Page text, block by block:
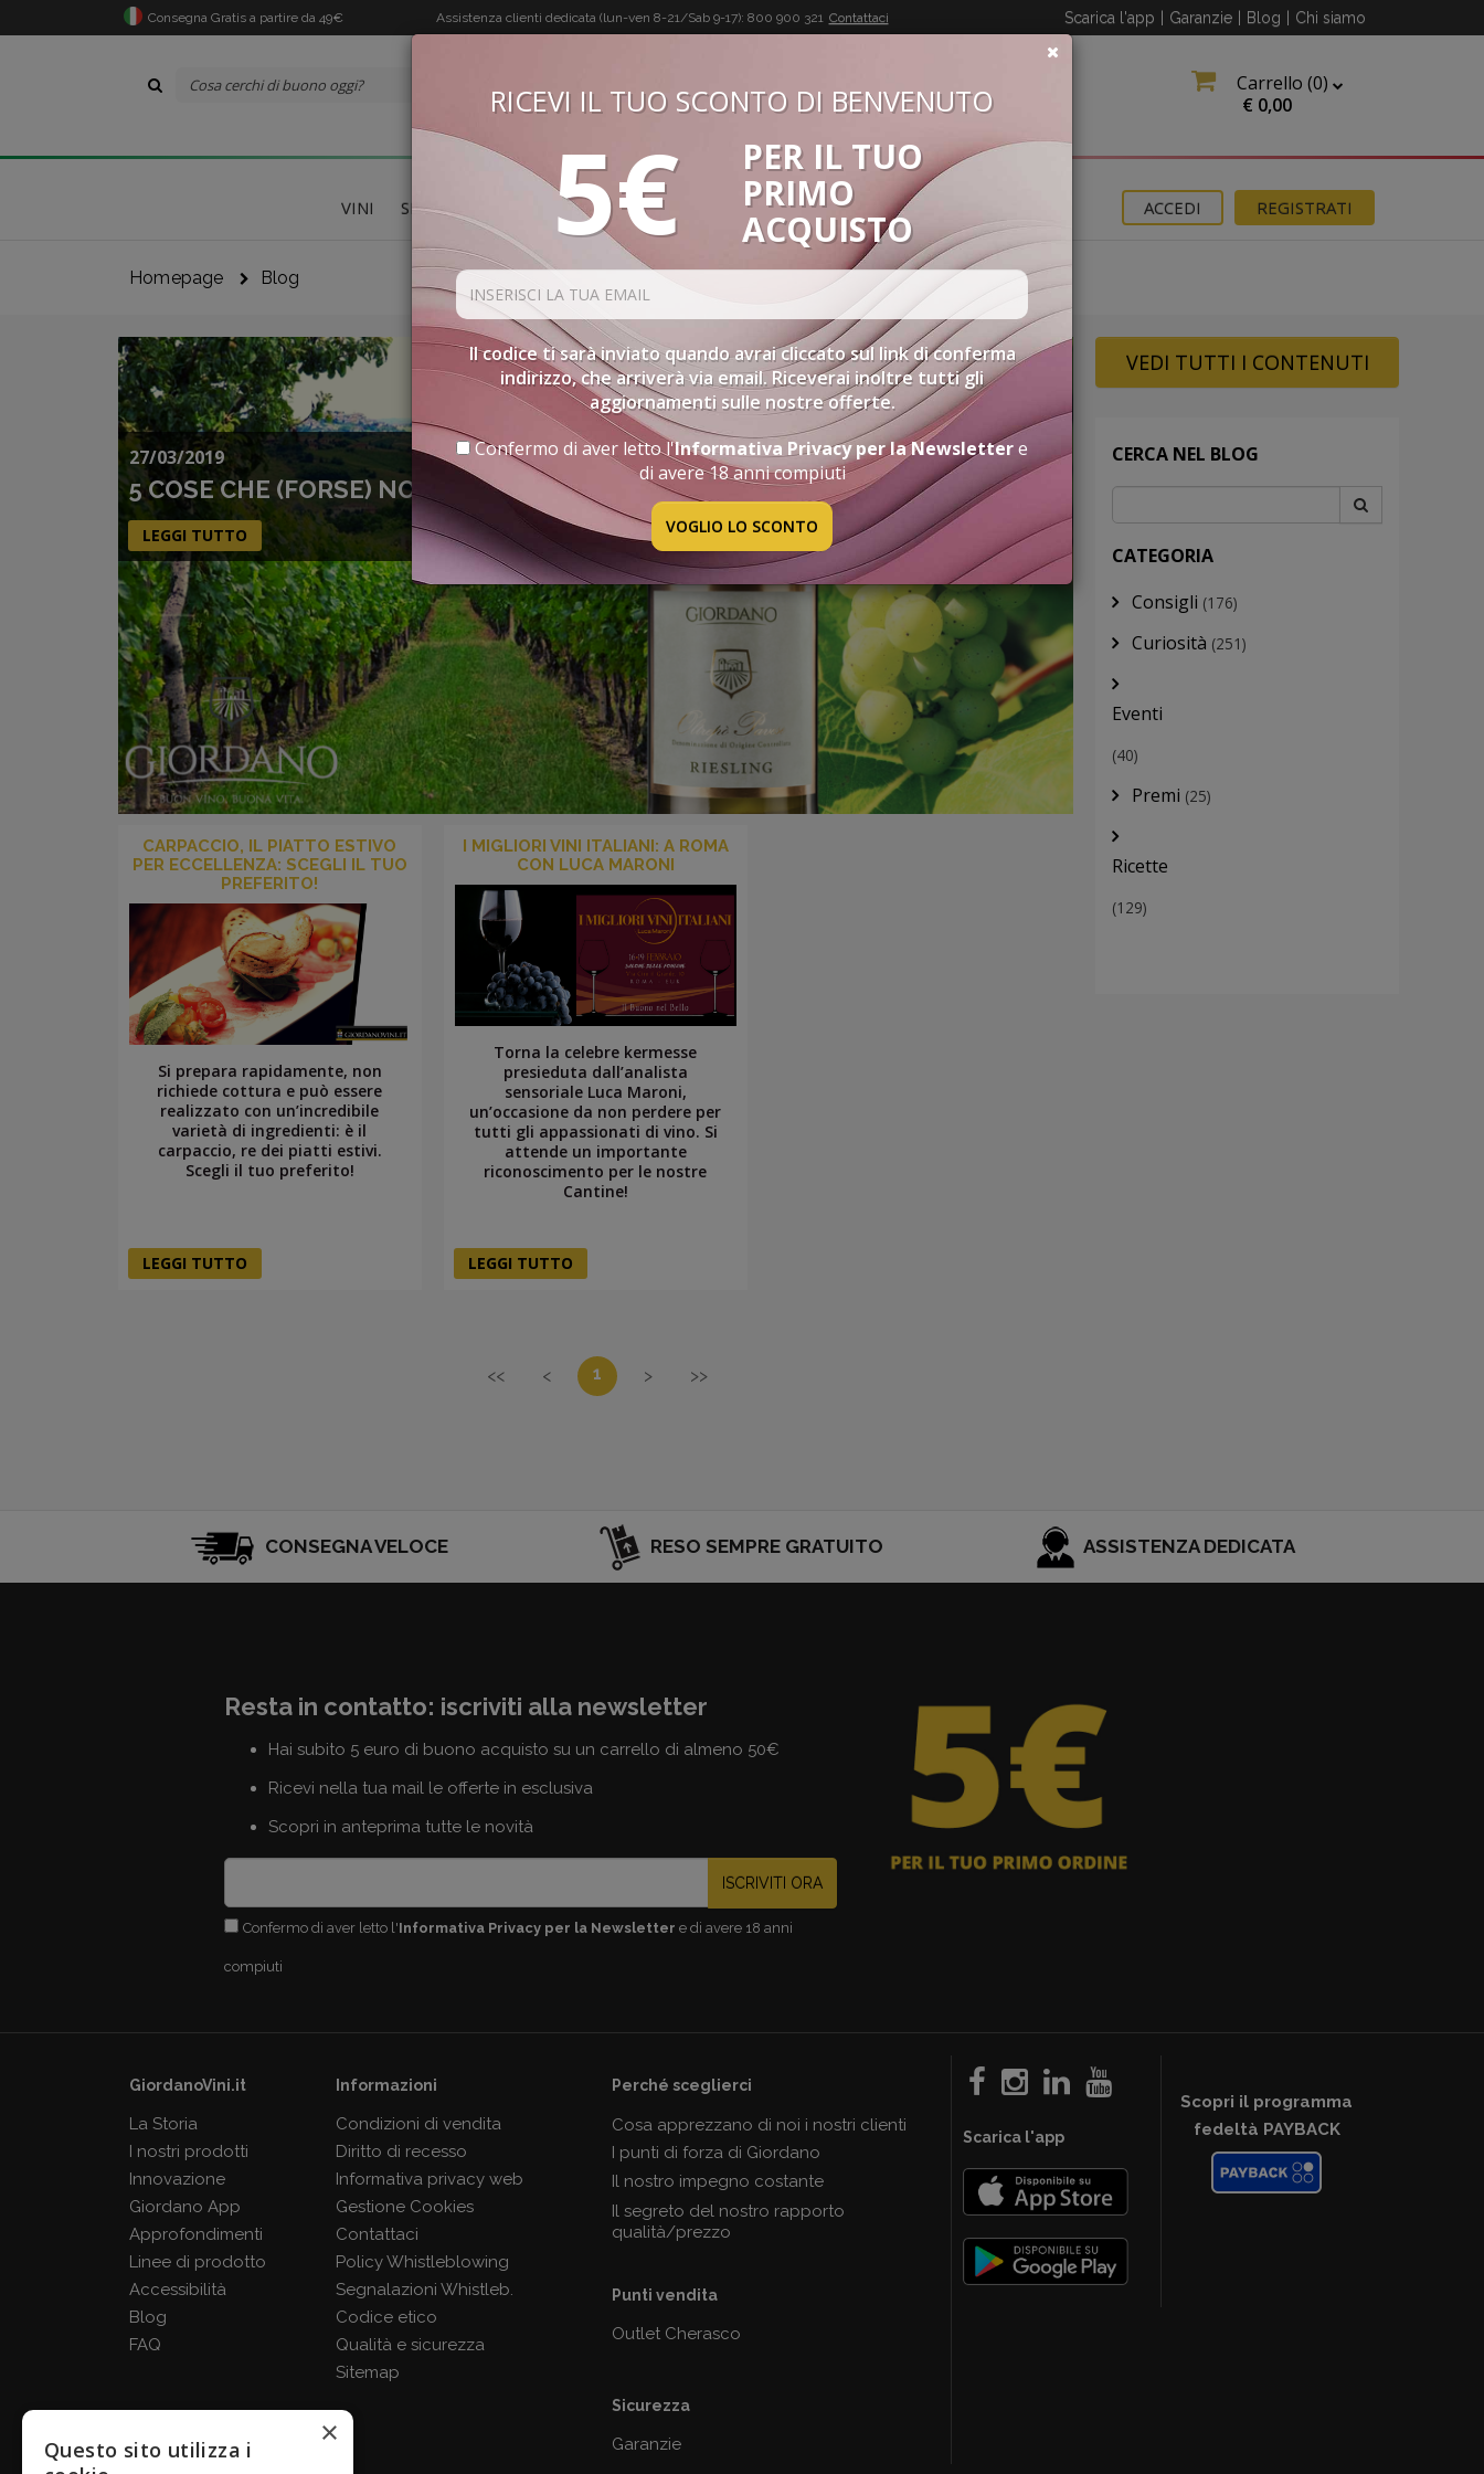
Consegna Gratis a partire da 49€ Assistenza clienti dedicata (lun-ven 8-21/Sab 9-17): 800 900 321 Contattaci Scarica l'app Garanzie Blog Chi siamo
Carrello (0)
€ 0,00
BUON VINO, BUONA VITA
VINI SPECIALITÀ CONFEZIONI SPIRITS ACCESSORI GIFT CARD REGISTRATI
ACCEDI
Homepage Blog
27/03/2019
5 COSE CHE (FORSE) NON SAI SUL RIESLING
LEGGI TUTTO
CARPACCIO, IL PIATTO ESTIVO
PER ECCELLENZA: SCEGLI IL TUO
PREFERITO!
Si prepara rapidamente, non
richiede cottura e può essere
realizzato con un’incredibile
varietà di ingredienti: è il
carpaccio, re dei piatti estivi.
Scegli il tuo preferito!
LEGGI TUTTO
I MIGLIORI VINI ITALIANI: A ROMA
CON LUCA MARONI
Torna la celebre kermesse
presieduta dall’analista
sensoriale Luca Maroni,
un’occasione da non perdere per
tutti gli appassionati di vino. Si
attende un importante
riconoscimento per le nostre
Cantine!
LEGGI TUTTO
VEDI TUTTI I CONTENUTI
CERCA NEL BLOG
CATEGORIA
Consigli (176)
Curiosità (251)
Eventi
(40)
Premi (25)
Ricette
(129)
<< < 1 > >>
CONSEGNA VELOCE RESO SEMPRE GRATUITO ASSISTENZA DEDICATA
Resta in contatto: iscriviti alla newsletter
Hai subito 5 euro di buono acquisto su un carrello di almeno 50€
Ricevi nella tua mail le offerte in esclusiva
Scopri in anteprima tutte le novità
ISCRIVITI ORA
Confermo di aver letto l'Informativa Privacy per la Newsletter e di avere 18 anni
compiuti
GiordanoVini.it
La Storia
I nostri prodotti
Innovazione
Giordano App
Approfondimenti
Linee di prodotto
Accessibilità
Blog
FAQ
Informazioni
Condizioni di vendita
Diritto di recesso
Informativa privacy web
Gestione Cookies
Contattaci
Policy Whistleblowing
Segnalazioni Whistleb.
Codice etico
Qualità e sicurezza
Sitemap
Perché sceglierci
Cosa apprezzano di noi i nostri clienti
I punti di forza di Giordano
Il nostro impegno costante
Il segreto del nostro rapporto
qualità/prezzo
Punti vendita
Outlet Cherasco
Sicurezza
Garanzie
Scarica l'app
Scopri il programma
fedeltà PAYBACK
RICEVI IL TUO SCONTO DI BENVENUTO
5€
PER IL TUO
PRIMO
ACQUISTO
Il codice ti sarà inviato quando avrai cliccato sul link di conferma
indirizzo, che arriverà via email. Riceverai inoltre tutti gli
aggiornamenti sulle nostre offerte.
Confermo di aver letto l'Informativa Privacy per la Newslettere
di avere 18 anni compiuti
VOGLIO LO SCONTO
×
Questo sito utilizza i